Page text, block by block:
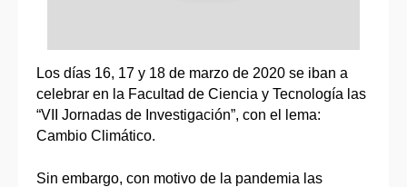
Los días 16, 17 y 18 de marzo de 2020 se iban a
celebrar en la Facultad de Ciencia y Tecnología las
“VII Jornadas de Investigación”, con el lema:
Cambio Climático.
Sin embargo, con motivo de la pandemia las